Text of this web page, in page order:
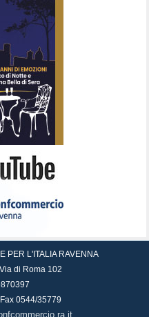
PER L'ITALIA RAVENNA
di Roma 102
0544/35779